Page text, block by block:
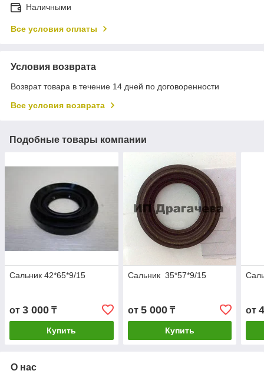
Наличными
Все условия оплаты
Условия возврата
Возврат товара в течение 14 дней по договоренности
Все условия возврата
Подобные товары компании
Сальник 42*65*9/15
от 3 000 ₸
Купить
Сальник 35*57*9/15
от 5 000₸
Купить
от
О нас